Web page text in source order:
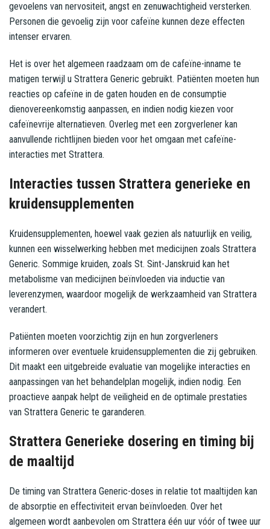
gevoelens van nervositeit, angst en zenuwachtigheid versterken.
Personen die gevoelig zijn voor cafeïne kunnen deze effecten
intenser ervaren.
Het is over het algemeen raadzaam om de cafeïne-inname te
matigen terwijl u Strattera Generic gebruikt. Patiënten moeten hun
reacties op cafeïne in de gaten houden en de consumptie
dienovereenkomstig aanpassen, en indien nodig kiezen voor
cafeïnevrije alternatieven. Overleg met een zorgverlener kan
aanvullende richtlijnen bieden voor het omgaan met cafeïne-
interacties met Strattera.
Interacties tussen Strattera generieke en
kruidensupplementen
Kruidensupplementen, hoewel vaak gezien als natuurlijk en veilig,
kunnen een wisselwerking hebben met medicijnen zoals Strattera
Generic. Sommige kruiden, zoals St. Sint-Janskruid kan het
metabolisme van medicijnen beïnvloeden via inductie van
leverenzymen, waardoor mogelijk de werkzaamheid van Strattera
verandert.
Patiënten moeten voorzichtig zijn en hun zorgverleners
informeren over eventuele kruidensupplementen die zij gebruiken.
Dit maakt een uitgebreide evaluatie van mogelijke interacties en
aanpassingen van het behandelplan mogelijk, indien nodig. Een
proactieve aanpak helpt de veiligheid en de optimale prestaties
van Strattera Generic te garanderen.
Strattera Generieke dosering en timing bij
de maaltijd
De timing van Strattera Generic-doses in relatie tot maaltijden kan
de absorptie en effectiviteit ervan beïnvloeden. Over het
algemeen wordt aanbevolen om Strattera één uur vóór of twee uur